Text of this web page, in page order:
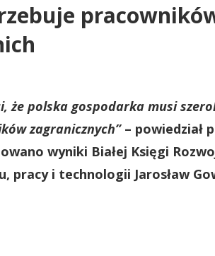
że polska gospodarka musi
zagranicznych” – powiedział
wyniki Białej Księgi
pracy i technologii Jarosław